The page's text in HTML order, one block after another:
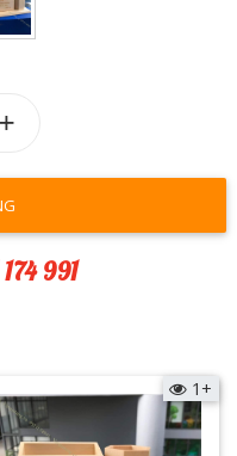
991
1+